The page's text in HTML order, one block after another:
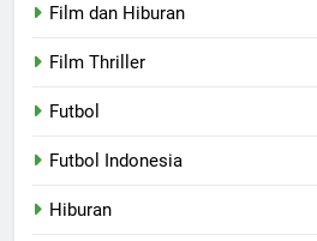
Film dan Hiburan
Film Thriller
Futbol
Futbol Indonesia
Hiburan